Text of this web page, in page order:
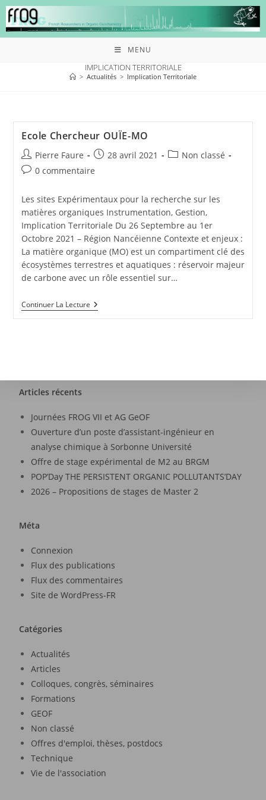
MENU
IMPLICATION TERRITORIALE
> Actualités > Implication Territoriale
Ecole Chercheur OUÏE-MO
Pierre Faure 28 avril 2021
Non classé
0 commentaire
Les sites Expérimentaux pour la recherche sur les
matières organiques Instrumentation, Gestion,
Implication Territoriale Du 26 Septembre au 1er
Octobre 2021 – Région Nancéienne Contexte et enjeux :
La matière organique (MO) est un compartiment clé des
écosystèmes terrestres et aquatiques : réservoir majeur
de carbone avec un rôle essentiel sur…
Continuer La Lecture
Articles récents
Journées FROG VII et AG GeOF
Ouverture d’un poste d’assistant-ingénieur en
analyse chimique à Sorbonne Université
Offre de stage expérimental de M2 au BRGM
POP’Day THE PERSISTENT ORGANIC POLLUTANTS’DAY
2026 – Propositions de stages de Master 2
Méta
Connexion
Flux des publications
Flux des commentaires
Site de WordPress-FR
Catégories
Actualités
Articles
Colloques, congrès, séminaires
Formations
GEOF
Non classé
Offres d'emploi, thèses, postdocs
Technique
Vie de l'association